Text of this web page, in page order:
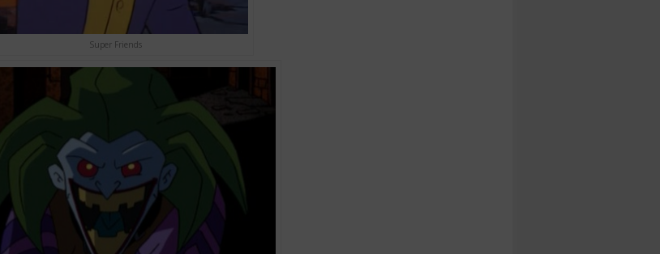
Super Friends